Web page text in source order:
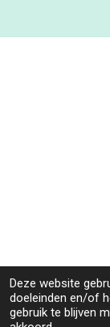
Deze website
doeleinden en/of
gebruik te blijven